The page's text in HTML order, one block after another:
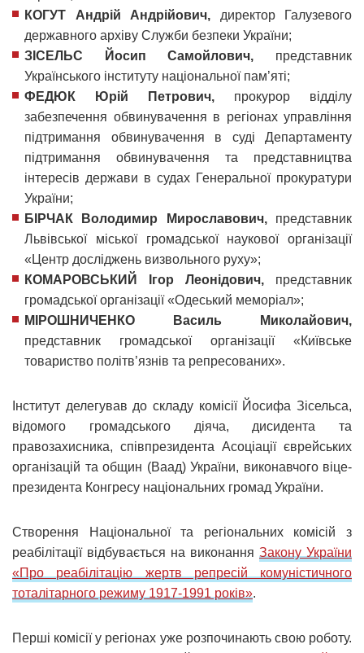
КОГУТ Андрій Андрійович, директор Галузевого
державного архіву Служби безпеки України;
ЗІСЕЛЬС Йосип Самойлович, представник
Українського інституту національної пам’яті;
ФЕДЮК Юрій Петрович, прокурор відділу
забезпечення обвинувачення в регіонах управління
підтримання обвинувачення в суді Департаменту
підтримання обвинувачення та представництва
інтересів держави в судах Генеральної прокуратури
України;
БІРЧАК Володимир Мирославович,представник
Львівської міської громадської наукової організації
«Центр досліджень визвольного руху»;
КОМАРОВСЬКИЙ Ігор Леонідович, представник
громадської організації «Одеський меморіал»;
МІРОШНИЧЕНКО Василь Миколайович,
представник громадської організації «Київське
товариство політв’язнів та репресованих».
Інститут делегував до складу комісії Йосифа Зісельса,
відомого громадського діяча, дисидента та
правозахисника, співпрезидента Асоціації єврейських
організацій та общин (Ваад) України, виконавчого віце-
президента Конгресу національних громад України.
Створення Національної та регіональних комісій з
реабілітації відбувається на виконання Закону України
«Про реабілітацію жертв репресій комуністичного
тоталітарного режиму 1917-1991 років».
Перші комісії у регіонах уже розпочинають свою роботу.